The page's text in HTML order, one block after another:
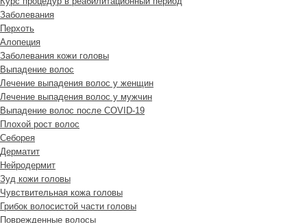
Заболевания
Перхоть
Алопеция
Заболевания кожи головы
Выпадение волос
Лечение выпадения волос у женщин
Лечение выпадения волос у мужчин
Выпадение волос после COVID-19
Плохой рост волос
Cеборея
Дерматит
Нейродермит
Зуд кожи головы
Чувствительная кожа головы
Грибок волосистой части головы
Поврежденные волосы